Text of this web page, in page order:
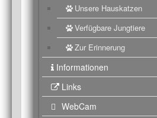
Unsere Hauskatzen
Verfügbare Jungtiere
Zur Erinnerung
Informationen
Links
WebCam